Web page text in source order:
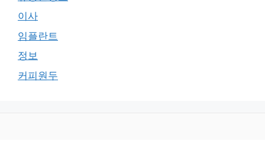
이사
임플란트
정보
커피원두